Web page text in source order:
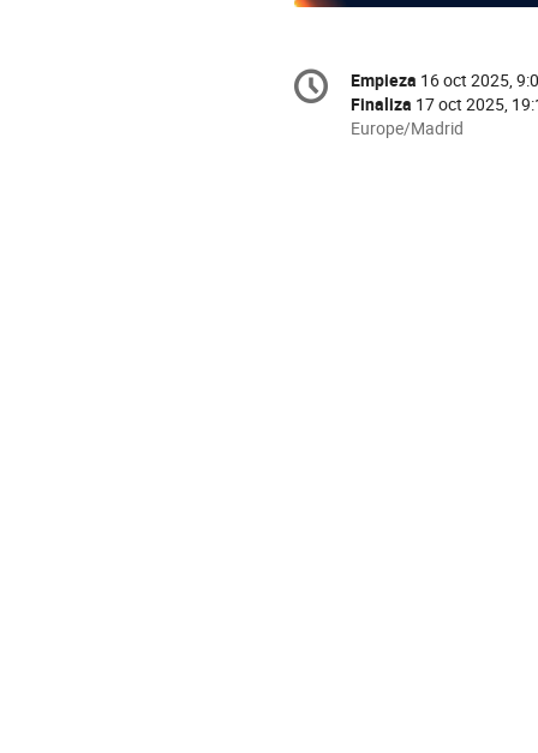
Conference
information
Fecha/Hora
Empieza 16 oct 2025,
Finaliza 17 oct 2025,
All
Europe/Madrid